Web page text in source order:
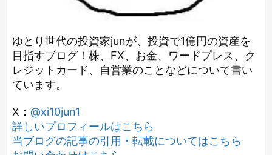
ゆとり世代の投資家junが、投資で1億円の資産を
目指すブログ！株、FX、お金、ワードプレス、ク
レジットカード、自営業のことなどについて書い
ています。
X： @xi10jun1
詳しいプロフィールはこちら
当ブログの記事の引用・転載についてはこちら